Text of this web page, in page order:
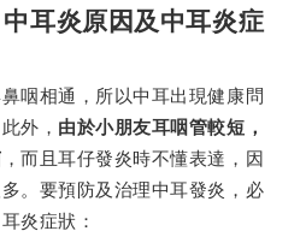
耳炎原因及中耳炎症
咽相通，所以中耳出現健康問
外， 由於小朋友耳咽管較短，
，而且耳仔發炎時不懂表達，因
。要預防及治理中耳發炎，必
炎症狀：